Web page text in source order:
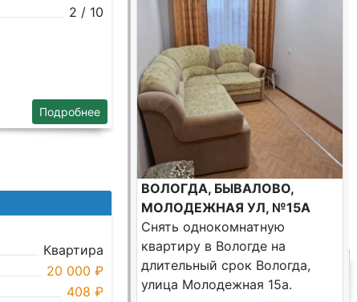
2 / 10
Подробнее
Квартира
20 000 ₽
408 ₽
ВОЛОГДА, БЫВАЛОВО,
МОЛОДЕЖНАЯ УЛ, №15А
Снять однокомнатную
квартиру в Вологде на
длительный срок Вологда,
улица Молодежная 15а.